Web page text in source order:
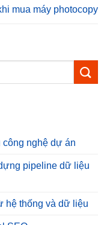
mua máy photocopy
công nghệ dự án
pipeline dữ liệu
hệ thống và dữ liệu